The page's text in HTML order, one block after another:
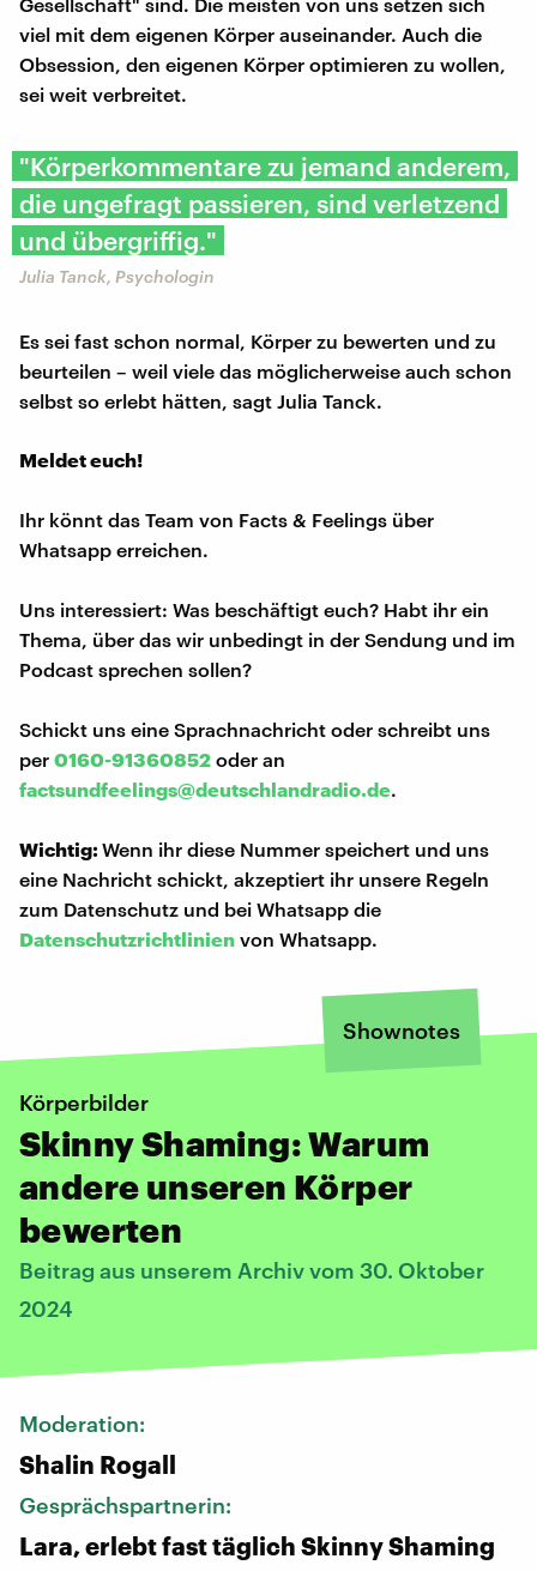
viel mit dem eigenen Körper auseinander. Auch die
Obsession, den eigenen Körper optimieren zu wollen,
sei weit verbreitet.
"Körperkommentare zu jemand anderem,
die ungefragt passieren, sind verletzend
und übergriffig."
Julia Tanck, Psychologin
Es sei fast schon normal, Körper zu bewerten und zu
beurteilen – weil viele das möglicherweise auch schon
selbst so erlebt hätten, sagt Julia Tanck.
Meldet euch!
Ihr könnt das Team von Facts & Feelings über
Whatsapp erreichen.
Uns interessiert: Was beschäftigt euch? Habt ihr ein
Thema, über das wir unbedingt in der Sendung und im
Podcast sprechen sollen?
Schickt uns eine Sprachnachricht oder schreibt uns
per 0160-91360852 oder an
factsundfeelings@deutschlandradio.de.
Wichtig:Wenn ihr diese Nummer speichert und uns
eine Nachricht schickt, akzeptiert ihr unsere Regeln
zum Datenschutz und bei Whatsapp die
Datenschutzrichtlinien von Whatsapp.
Shownotes
Körperbilder
Skinny Shaming: Warum
andere unseren Körper
bewerten
Beitrag aus unserem Archiv vom 30. Oktober
2024
Moderation:
Shalin Rogall
Gesprächspartnerin:
Lara, erlebt fast täglich Skinny Shaming